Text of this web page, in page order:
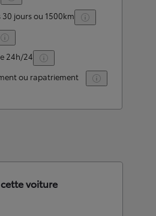
jours ou 1500km
24h/24
ou rapatriement
voiture